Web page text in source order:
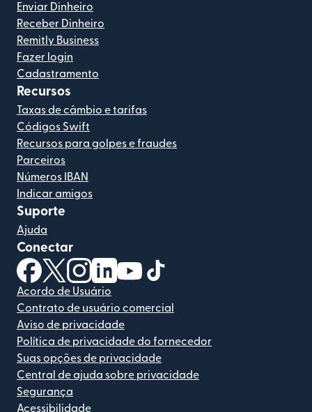
Enviar Dinheiro
Receber Dinheiro
Remitly Business
Fazer login
Cadastramento
Recursos
Taxas de câmbio e tarifas
Códigos Swift
Recursos para golpes e fraudes
Parceiros
Números IBAN
Indicar amigos
Suporte
Ajuda
Conectar
(abre em uma nova janela)
(abre em uma nova janela)
(abre em uma nova janela)
(abre em uma nova janela)
(abre em uma nova janela)
Acordo de Usuário
Contrato de usuário comercial
Aviso de privacidade
Política de privacidade do fornecedor
Suas opções de privacidade
Central de ajuda sobre privacidade
Segurança
Acessibilidade